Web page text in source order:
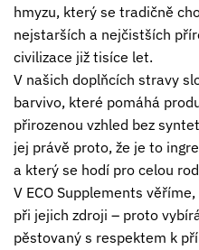
hmyzu, který se tradičně
nejstarších a nejčistších
civilizace již tisíce let.
V našich doplňcích stravy
barvivo, které pomáhá
přirozenou vzhled bez
jej právě proto, že je to
a který se hodí pro celou
V ECO Supplements
při jejich zdroji – proto
pěstovaný s respektem k